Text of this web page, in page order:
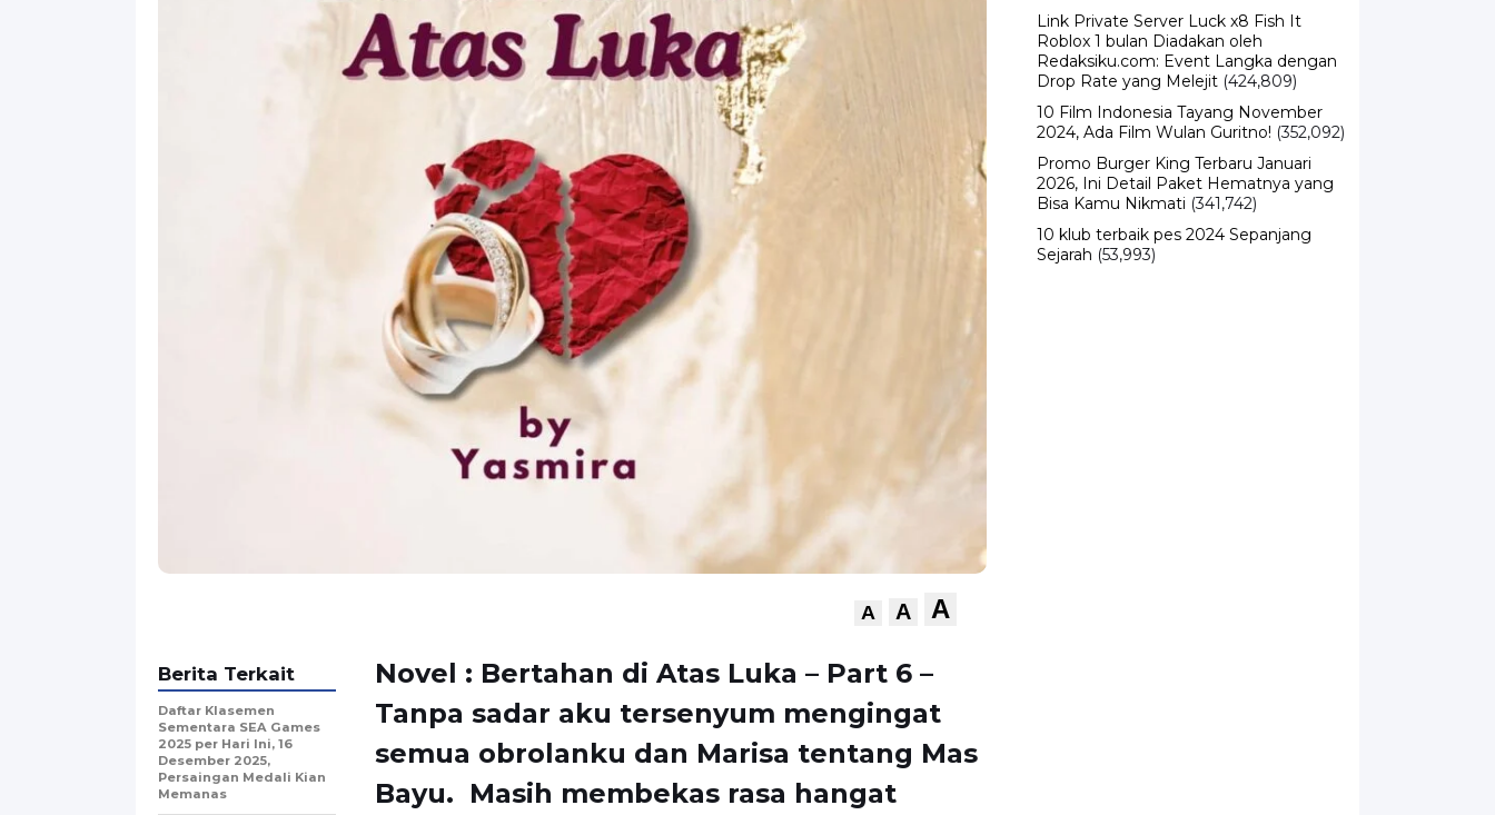
A A A
Novel : Bertahan di Atas Luka – Part 6 –
Tanpa sadar aku tersenyum mengingat
semua obrolanku dan Marisa tentang Mas
Bayu. Masih membekas rasa hangat
Berita Terkait
Daftar Klasemen
Sementara SEA Games
2025 per Hari Ini, 16
Desember 2025,
Persaingan Medali Kian
Memanas
Redaksiku.com: Event Langka dengan
Drop Rate yang Melejit (424,809)
10 Film Indonesia Tayang November
Promo Burger King Terbaru Januari
Bisa Kamu Nikmati
(341,742)
10 klub terbaik pes 2024 Sepanjang